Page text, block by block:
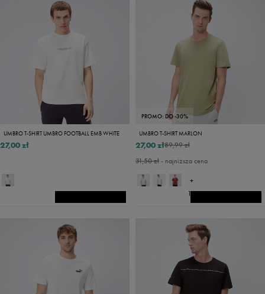
UMBRO T-SHIRT UMBRO FOOTBALL EMB WHITE
27,00 zł
PROMO: DO -30%
UMBRO T-SHIRT MARLON
89,99 zł
27,00 zł
31,50 zł- najniższa cena
+
14